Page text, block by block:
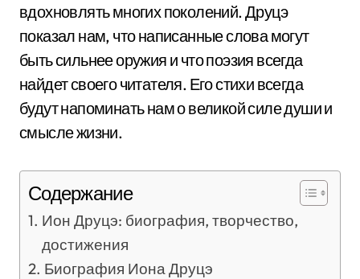
вдохновлять многих поколений. Друцэ
показал нам, что написанные слова могут
быть сильнее оружия и что поэзия всегда
найдет своего читателя. Его стихи всегда
будут напоминать нам о великой силе души и
смысле жизни.
Содержание
Ион Друцэ: биография, творчество,
достижения
Биография Иона Друцэ